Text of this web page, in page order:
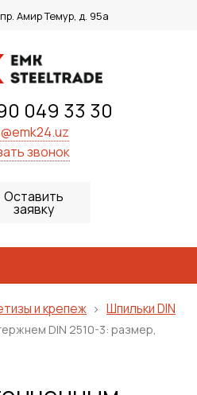
Амир Темур, д. 95а
049 33 30
звонок
Оставить
заявку
и крепеж Шпильки DIN
DIN 2510-3: размер,